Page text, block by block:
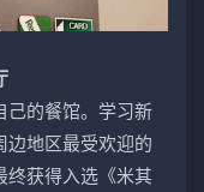
己的餐馆。学习新
边地区最受欢迎的
终获得入选《米其